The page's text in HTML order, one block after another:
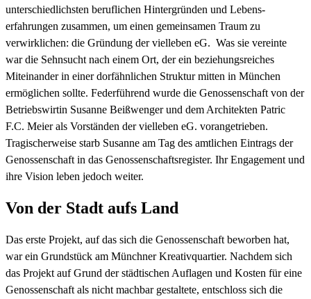
unterschiedlichsten beruflichen Hintergründen und Lebens­
erfahrungen zusammen, um einen gemeinsamen Traum zu
verwirklichen: die Gründung der vielleben eG. Was sie vereinte
war die Sehnsucht nach einem Ort, der ein beziehungsreiches
Miteinander in einer dorfähnlichen Struktur mitten in München
ermöglichen sollte. Federführend wurde die Genossenschaft von der
Betriebswirtin Susanne Beißwenger und dem Architekten Patric
F.C. Meier als Vorständen der vielleben eG. vorangetrieben.
Tragischerweise starb Susanne am Tag des amtlichen Eintrags der
Genossenschaft in das Genossenschafts­register. Ihr Engagement und
ihre Vision leben jedoch weiter.
Von der Stadt aufs Land
Das erste Projekt, auf das sich die Genossenschaft beworben hat,
war ein Grundstück am Münchner Kreativquartier. Nachdem sich
das Projekt auf Grund der städtischen Auflagen und Kosten für eine
Genossenschaft als nicht machbar gestaltete, entschloss sich die